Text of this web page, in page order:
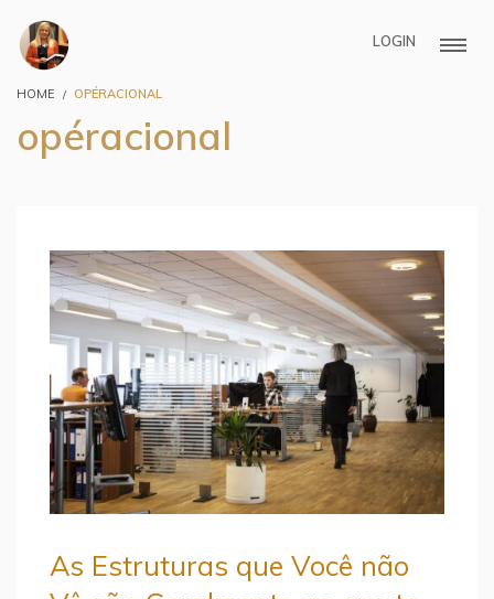
LOGIN
HOME OPÉRACIONAL
opéracional
As Estruturas que Você não